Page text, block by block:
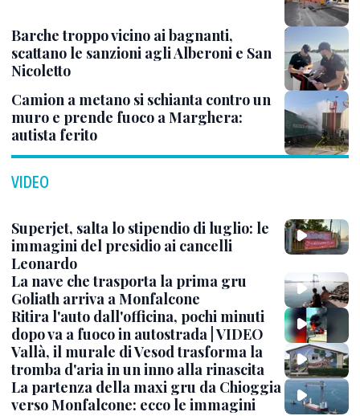
Barche troppo vicino ai bagnanti,
scattano le sanzioni agli Alberoni e San
Nicoletto
Camion a metano si schianta contro un
muro e prende fuoco a Marghera:
autista ferito
VIDEO
Superjet, salta lo stipendio di luglio: le
immagini del presidio ai cancelli
Leonardo
La nave che trasporta la prima gru
Goliath arriva a Monfalcone
Ritira l'auto dall'officina, pochi minuti
dopo va a fuoco in autostrada | VIDEO
Vallà, il murale di Vesod trasforma la
tromba d'aria in un inno alla rinascita
La partenza della maxi gru da Chioggia
verso Monfalcone: ecco le immagini